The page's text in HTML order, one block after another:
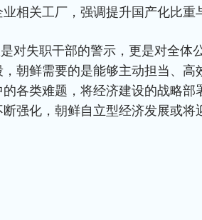
相关工厂，强调提升国产化比重
对失职干部的警示，更是对全体
朝鲜需要的是能够主动担当、高
各类难题，将经济建设的战略部
强化，朝鲜自立型经济发展或将